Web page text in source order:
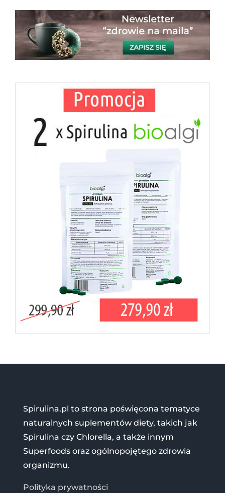
Spirulina.pl to strona poświęcona tematyce
naturalnych suplementów diety, takich jak
Spirulina czy Chlorella, a także innym
Superfoods oraz ogólnopojętego zdrowia
organizmu.
Polityka prywatności